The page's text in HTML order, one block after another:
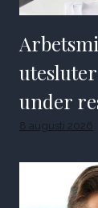
under
8 augusti 2026